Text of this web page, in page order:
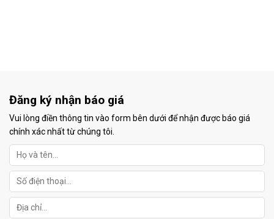
Đăng ký nhận báo giá
Vui lòng điền thông tin vào form bên dưới để nhận được báo giá
chính xác nhất từ chúng tôi.